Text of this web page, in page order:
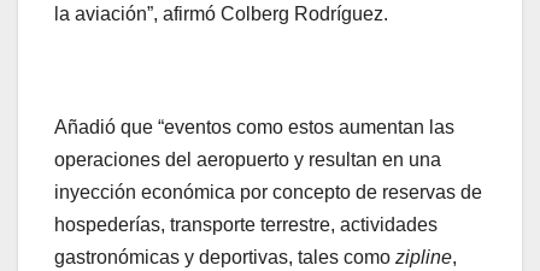
la aviación”, afirmó Colberg Rodríguez.
Añadió que “eventos como estos aumentan las
operaciones del aeropuerto y resultan en una
inyección económica por concepto de reservas de
hospederías, transporte terrestre, actividades
gastronómicas y deportivas, tales como zipline,